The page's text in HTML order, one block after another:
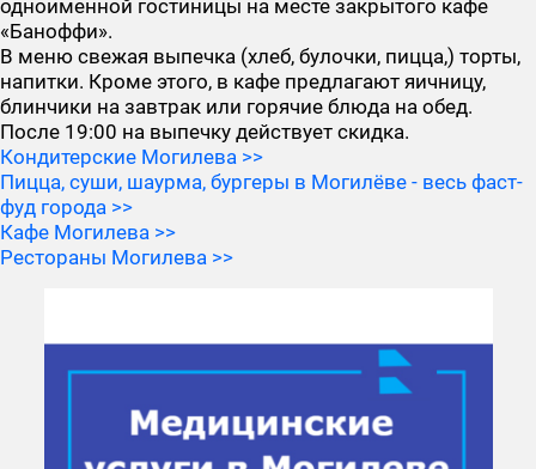
одноименной гостиницы на месте закрытого кафе
«Баноффи».
В меню свежая выпечка (хлеб, булочки, пицца,) торты,
напитки. Кроме этого, в кафе предлагают яичницу,
блинчики на завтрак или горячие блюда на обед.
После 19:00 на выпечку действует скидка.
Кондитерские Могилева >>
Пицца, суши, шаурма, бургеры в Могилёве - весь фаст-
фуд города >>
Кафе Могилева >>
Рестораны Могилева >>